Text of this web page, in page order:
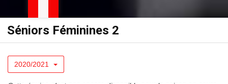
Séniors Féminines 2
2020/2021